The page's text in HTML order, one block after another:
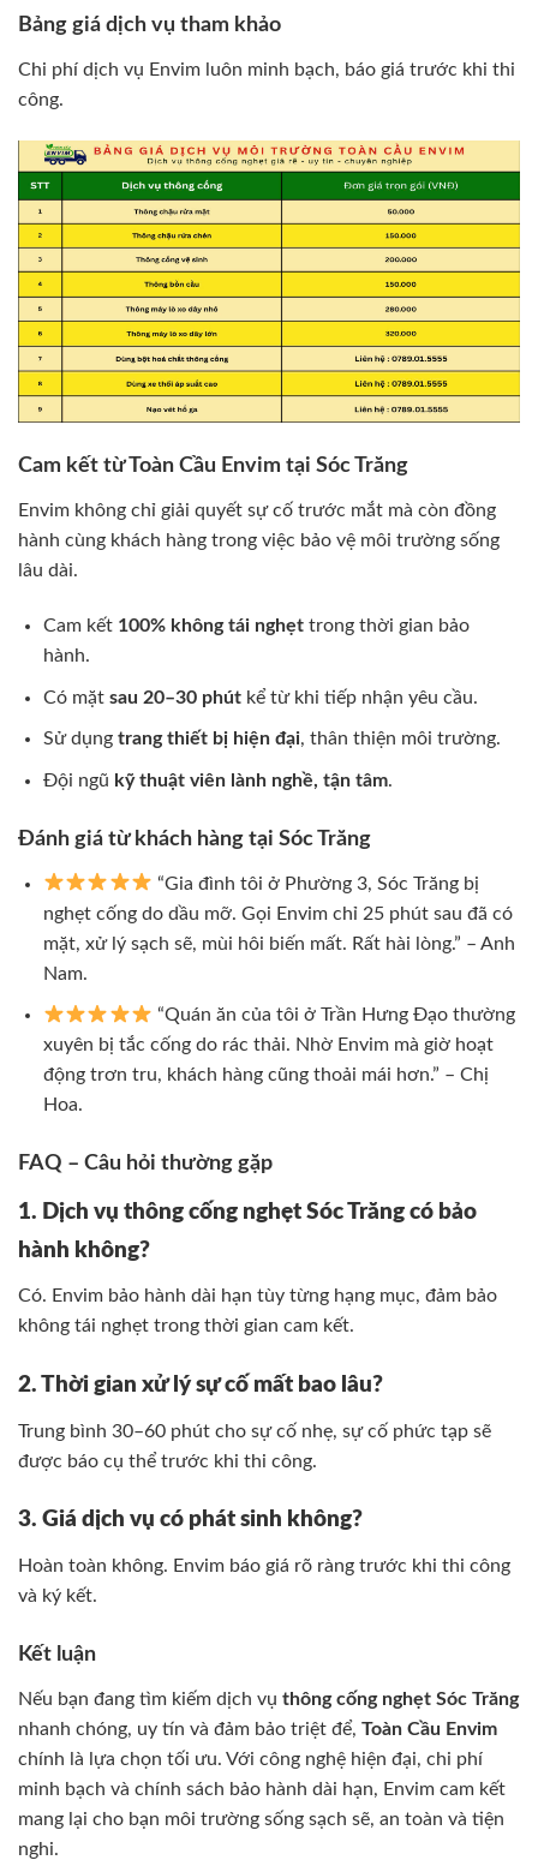
Bảng giá dịch vụ tham khảo
Chi phí dịch vụ Envim luôn minh bạch, báo giá trước khi thi
công.
Cam kết từ Toàn Cầu Envim tại Sóc Trăng
Envim không chỉ giải quyết sự cố trước mắt mà còn đồng
hành cùng khách hàng trong việc bảo vệ môi trường sống
lâu dài.
Cam kết 100% không tái nghẹttrong thời gian bảo
hành.
Có mặt sau 20–30 phútkể từ khi tiếp nhận yêu cầu.
Sử dụng trang thiết bị hiện đại, thân thiện môi trường.
Đội ngũ kỹ thuật viên lành nghề, tận tâm.
Đánh giá từ khách hàng tại Sóc Trăng
“Gia đình tôi ở Phường 3, Sóc Trăng bị
nghẹt cống do dầu mỡ. Gọi Envim chỉ 25 phút sau đã có
mặt, xử lý sạch sẽ, mùi hôi biến mất. Rất hài lòng.” – Anh
Nam.
“Quán ăn của tôi ở Trần Hưng Đạo thường
xuyên bị tắc cống do rác thải. Nhờ Envim mà giờ hoạt
động trơn tru, khách hàng cũng thoải mái hơn.” – Chị
Hoa.
FAQ – Câu hỏi thường gặp
1. Dịch vụ thông cống nghẹt Sóc Trăng có bảo
hành không?
Có. Envim bảo hành dài hạn tùy từng hạng mục, đảm bảo
không tái nghẹt trong thời gian cam kết.
2. Thời gian xử lý sự cố mất bao lâu?
Trung bình 30–60 phút cho sự cố nhẹ, sự cố phức tạp sẽ
được báo cụ thể trước khi thi công.
3. Giá dịch vụ có phát sinh không?
Hoàn toàn không. Envim báo giá rõ ràng trước khi thi công
và ký kết.
Kết luận
Nếu bạn đang tìm kiếm dịch vụ thông cống nghẹt Sóc Trăng
nhanh chóng, uy tín và đảm bảo triệt để, Toàn Cầu Envim
chính là lựa chọn tối ưu. Với công nghệ hiện đại, chi phí
minh bạch và chính sách bảo hành dài hạn, Envim cam kết
mang lại cho bạn môi trường sống sạch sẽ, an toàn và tiện
nghi.